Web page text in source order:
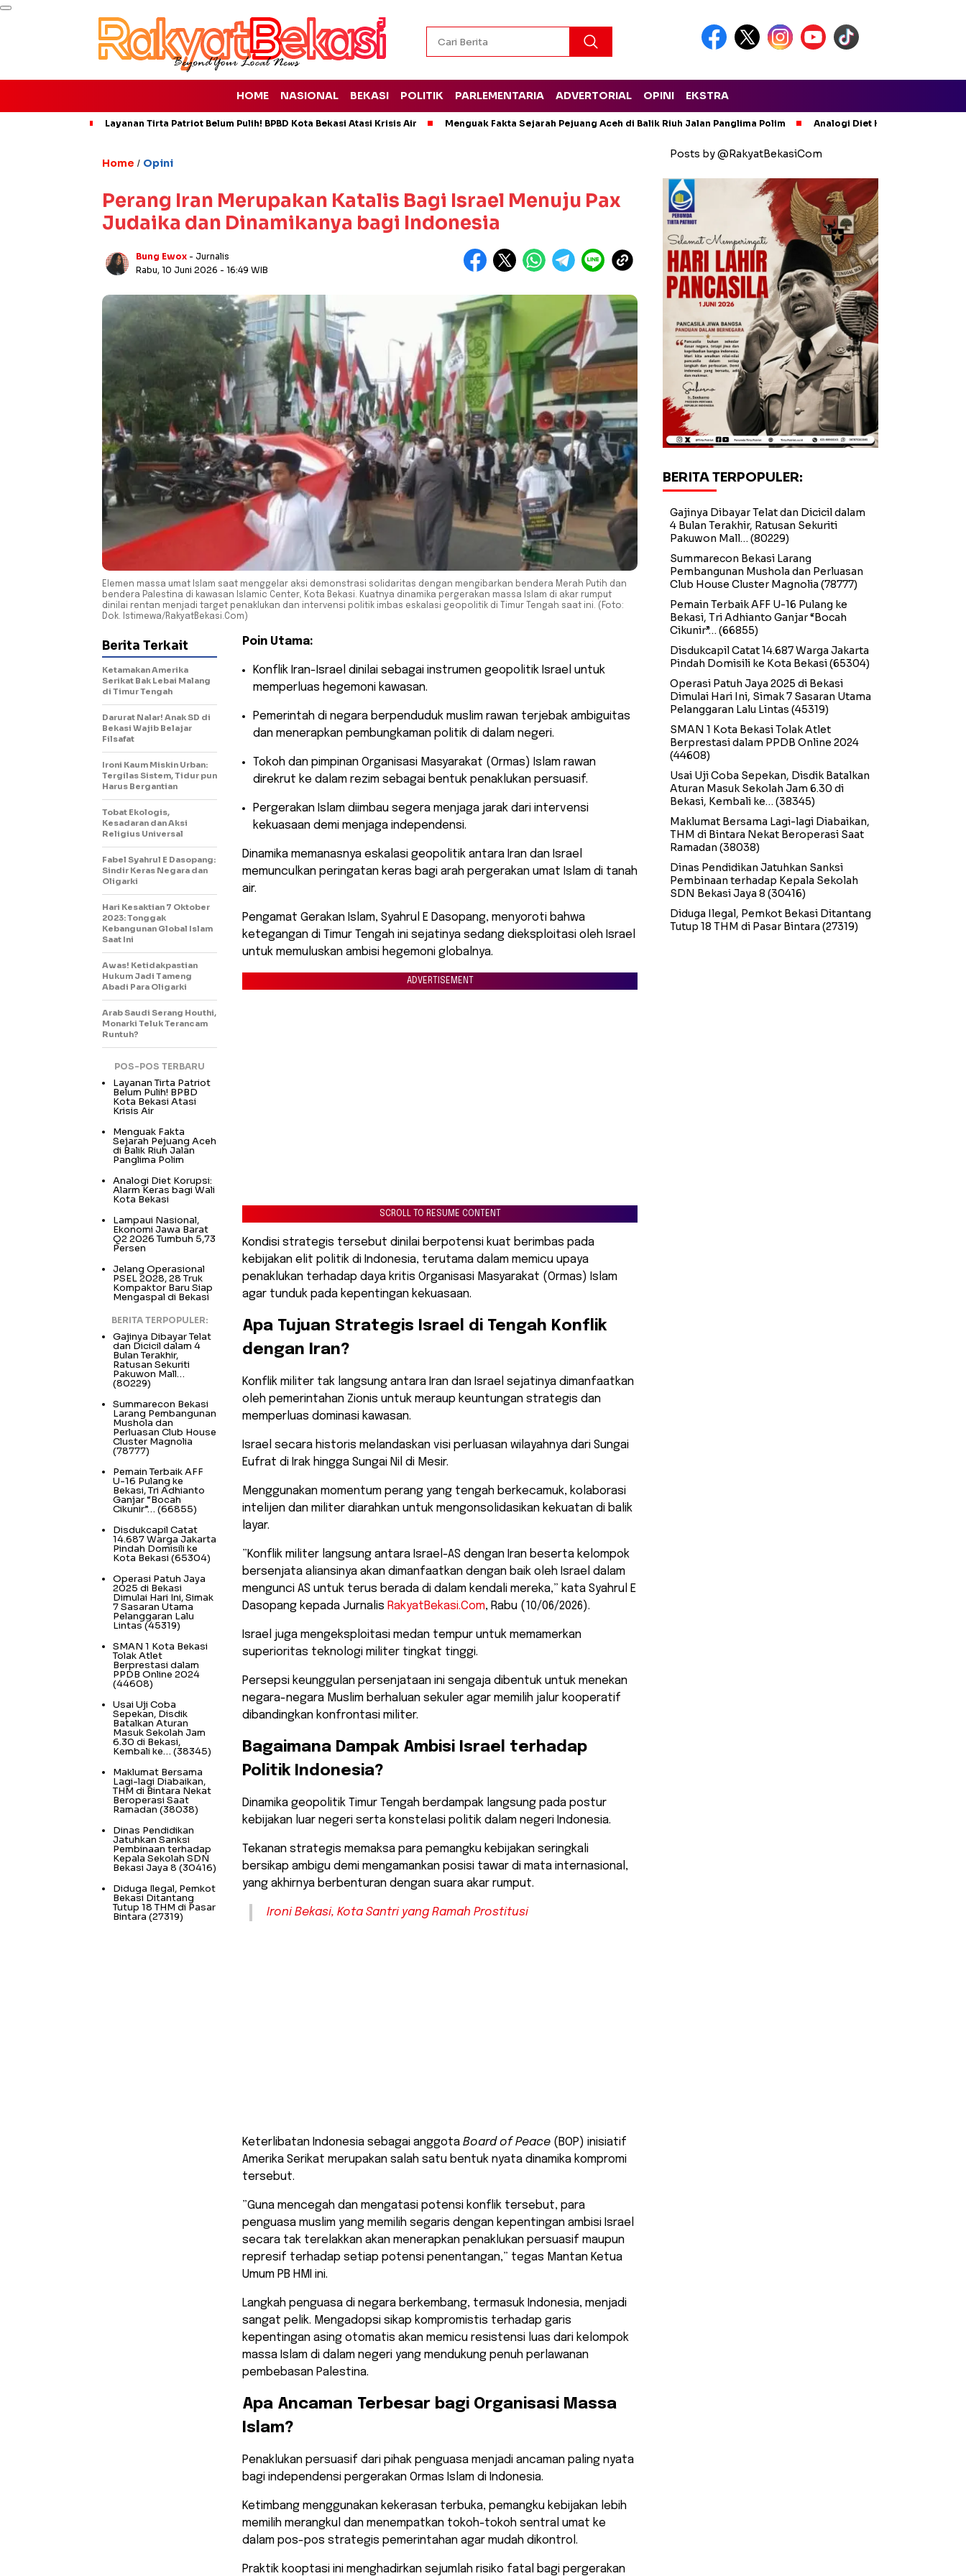
HOME NASIONAL BEKASI POLITIK PARLEMENTARIA ADVERTORIAL OPINI EKSTRA
Layanan Tirta Patriot Belum Pulih! BPBD Kota Bekasi Atasi Krisis Air Menguak Fakta Sejarah Pejuang Aceh di Balik Riuh Jalan Panglima Polim Analogi Diet Korupsi: Alarm
Home / Opini
Perang Iran Merupakan Katalis Bagi Israel Menuju Pax
Judaika dan Dinamikanya bagi Indonesia
Bung Ewox - Jurnalis
Rabu, 10 Juni 2026 - 16:49 WIB
Elemen massa umat Islam saat menggelar aksi demonstrasi solidaritas dengan mengibarkan bendera Merah Putih dan
bendera Palestina di kawasan Islamic Center, Kota Bekasi. Kuatnya dinamika pergerakan massa Islam di akar rumput
dinilai rentan menjadi target penaklukan dan intervensi politik imbas eskalasi geopolitik di Timur Tengah saat ini. (Foto:
Dok. Istimewa/RakyatBekasi.Com)
Poin Utama:
​Konflik Iran-Israel dinilai sebagai instrumen geopolitik Israel untuk
memperluas hegemoni kawasan.
​Pemerintah di negara berpenduduk muslim rawan terjebak ambiguitas
dan menerapkan pembungkaman politik di dalam negeri.
​Tokoh dan pimpinan Organisasi Masyarakat (Ormas) Islam rawan
direkrut ke dalam rezim sebagai bentuk penaklukan persuasif.
​Pergerakan Islam diimbau segera menjaga jarak dari intervensi
kekuasaan demi menjaga independensi.
​Dinamika memanasnya eskalasi geopolitik antara Iran dan Israel
memunculkan peringatan keras bagi arah pergerakan umat Islam di tanah
air.
Pengamat Gerakan Islam, Syahrul E Dasopang, menyoroti bahwa
ketegangan di Timur Tengah ini sejatinya sedang dieksploitasi oleh Israel
untuk memuluskan ambisi hegemoni globalnya.
ADVERTISEMENT
SCROLL TO RESUME CONTENT
Kondisi strategis tersebut dinilai berpotensi kuat berimbas pada
kebijakan elit politik di Indonesia, terutama dalam memicu upaya
penaklukan terhadap daya kritis Organisasi Masyarakat (Ormas) Islam
agar tunduk pada kepentingan kekuasaan.
​Apa Tujuan Strategis Israel di Tengah Konflik
dengan Iran?
​Konflik militer tak langsung antara Iran dan Israel sejatinya dimanfaatkan
oleh pemerintahan Zionis untuk meraup keuntungan strategis dan
memperluas dominasi kawasan.
Israel secara historis melandaskan visi perluasan wilayahnya dari Sungai
Eufrat di Irak hingga Sungai Nil di Mesir.
Menggunakan momentum perang yang tengah berkecamuk, kolaborasi
intelijen dan militer diarahkan untuk mengonsolidasikan kekuatan di balik
layar.
​”Konflik militer langsung antara Israel-AS dengan Iran beserta kelompok
bersenjata aliansinya akan dimanfaatkan dengan baik oleh Israel dalam
mengunci AS untuk terus berada di dalam kendali mereka,” kata Syahrul E
Dasopang kepada Jurnalis RakyatBekasi.Com, Rabu (10/06/2026).
​Israel juga mengeksploitasi medan tempur untuk memamerkan
superioritas teknologi militer tingkat tinggi.
Persepsi keunggulan persenjataan ini sengaja dibentuk untuk menekan
negara-negara Muslim berhaluan sekuler agar memilih jalur kooperatif
dibandingkan konfrontasi militer.
​Bagaimana Dampak Ambisi Israel terhadap
Politik Indonesia?
​Dinamika geopolitik Timur Tengah berdampak langsung pada postur
kebijakan luar negeri serta konstelasi politik dalam negeri Indonesia.
Tekanan strategis memaksa para pemangku kebijakan seringkali
bersikap ambigu demi mengamankan posisi tawar di mata internasional,
yang akhirnya berbenturan dengan suara akar rumput.
Ironi Bekasi, Kota Santri yang Ramah Prostitusi
Keterlibatan Indonesia sebagai anggota Board of Peace (BOP) inisiatif
Amerika Serikat merupakan salah satu bentuk nyata dinamika kompromi
tersebut.
​”Guna mencegah dan mengatasi potensi konflik tersebut, para
penguasa muslim yang memilih segaris dengan kepentingan ambisi Israel
secara tak terelakkan akan menerapkan penaklukan persuasif maupun
represif terhadap setiap potensi penentangan,” tegas Mantan Ketua
Umum PB HMI ini.
​Langkah penguasa di negara berkembang, termasuk Indonesia, menjadi
sangat pelik. Mengadopsi sikap kompromistis terhadap garis
kepentingan asing otomatis akan memicu resistensi luas dari kelompok
massa Islam di dalam negeri yang mendukung penuh perlawanan
pembebasan Palestina.
​Apa Ancaman Terbesar bagi Organisasi Massa
Islam?
​Penaklukan persuasif dari pihak penguasa menjadi ancaman paling nyata
bagi independensi pergerakan Ormas Islam di Indonesia.
Ketimbang menggunakan kekerasan terbuka, pemangku kebijakan lebih
memilih merangkul dan menempatkan tokoh-tokoh sentral umat ke
dalam pos-pos strategis pemerintahan agar mudah dikontrol.
​Praktik kooptasi ini menghadirkan sejumlah risiko fatal bagi pergerakan
Berita Terkait
Ketamakan Amerika
Serikat Bak Lebai Malang
di Timur Tengah
Darurat Nalar! Anak SD di
Bekasi Wajib Belajar
Filsafat
Ironi Kaum Miskin Urban:
Tergilas Sistem, Tidur pun
Harus Bergantian
Tobat Ekologis,
Kesadaran dan Aksi
Religius Universal
Fabel Syahrul E Dasopang:
Sindir Keras Negara dan
Oligarki
Hari Kesaktian 7 Oktober
2023: Tonggak
Kebangunan Global Islam
Saat Ini
Awas! Ketidakpastian
Hukum Jadi Tameng
Abadi Para Oligarki
Arab Saudi Serang Houthi,
Monarki Teluk Terancam
Runtuh?
POS-POS TERBARU
Layanan Tirta Patriot
Belum Pulih! BPBD
Kota Bekasi Atasi
Krisis Air
Menguak Fakta
Sejarah Pejuang Aceh
di Balik Riuh Jalan
Panglima Polim
Analogi Diet Korupsi:
Alarm Keras bagi Wali
Kota Bekasi
Lampaui Nasional,
Ekonomi Jawa Barat
Q2 2026 Tumbuh 5,73
Persen
Jelang Operasional
PSEL 2028, 28 Truk
Kompaktor Baru Siap
Mengaspal di Bekasi
BERITA TERPOPULER:
Gajinya Dibayar Telat
dan Dicicil dalam 4
Bulan Terakhir,
Ratusan Sekuriti
Pakuwon Mall…
(80229)
Summarecon Bekasi
Larang Pembangunan
Mushola dan
Perluasan Club House
Cluster Magnolia
(78777)
Pemain Terbaik AFF
U-16 Pulang ke
Bekasi, Tri Adhianto
Ganjar “Bocah
Cikunir”… (66855)
Disdukcapil Catat
14.687 Warga Jakarta
Pindah Domisili ke
Kota Bekasi (65304)
Operasi Patuh Jaya
2025 di Bekasi
Dimulai Hari Ini, Simak
7 Sasaran Utama
Pelanggaran Lalu
Lintas(45319)
SMAN 1 Kota Bekasi
Tolak Atlet
Berprestasi dalam
PPDB Online 2024
(44608)
Usai Uji Coba
Sepekan, Disdik
Batalkan Aturan
Masuk Sekolah Jam
6.30 di Bekasi,
Kembali ke… (38345)
Maklumat Bersama
Lagi-lagi Diabaikan,
THM di Bintara Nekat
Beroperasi Saat
Ramadan (38038)
Dinas Pendidikan
Jatuhkan Sanksi
Pembinaan terhadap
Kepala Sekolah SDN
Bekasi Jaya 8 (30416)
Diduga Ilegal, Pemkot
Bekasi Ditantang
Tutup 18 THM di Pasar
Bintara (27319)
Posts by @RakyatBekasiCom
BERITA TERPOPULER:
Gajinya Dibayar Telat dan Dicicil dalam
4 Bulan Terakhir, Ratusan Sekuriti
Pakuwon Mall… (80229)
Summarecon Bekasi Larang
Pembangunan Mushola dan Perluasan
Club House Cluster Magnolia (78777)
Pemain Terbaik AFF U-16 Pulang ke
Bekasi, Tri Adhianto Ganjar “Bocah
Cikunir”… (66855)
Disdukcapil Catat 14.687 Warga Jakarta
Pindah Domisili ke Kota Bekasi(65304)
Operasi Patuh Jaya 2025 di Bekasi
Dimulai Hari Ini, Simak 7 Sasaran Utama
Pelanggaran Lalu Lintas (45319)
SMAN 1 Kota Bekasi Tolak Atlet
Berprestasi dalam PPDB Online 2024
(44608)
Usai Uji Coba Sepekan, Disdik Batalkan
Aturan Masuk Sekolah Jam 6.30 di
Bekasi, Kembali ke… (38345)
Maklumat Bersama Lagi-lagi Diabaikan,
THM di Bintara Nekat Beroperasi Saat
Ramadan (38038)
Dinas Pendidikan Jatuhkan Sanksi
Pembinaan terhadap Kepala Sekolah
SDN Bekasi Jaya 8 (30416)
Diduga Ilegal, Pemkot Bekasi Ditantang
Tutup 18 THM di Pasar Bintara (27319)